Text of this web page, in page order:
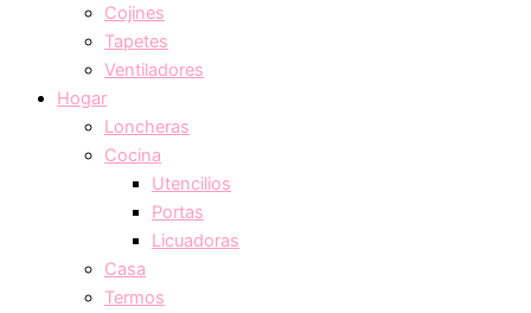
Cojines
Tapetes
Ventiladores
Hogar
Loncheras
Cocina
Utencilios
Portas
Licuadoras
Casa
Termos